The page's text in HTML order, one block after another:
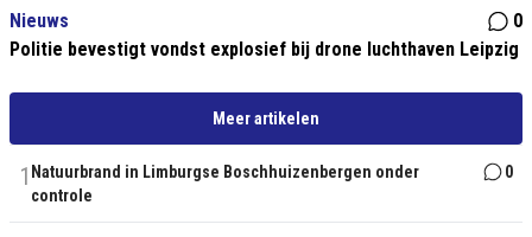
Nieuws
0
Politie bevestigt vondst explosief bij drone luchthaven Leipzig
Meer artikelen
1 Natuurbrand in Limburgse Boschhuizenbergen onder
controle
0